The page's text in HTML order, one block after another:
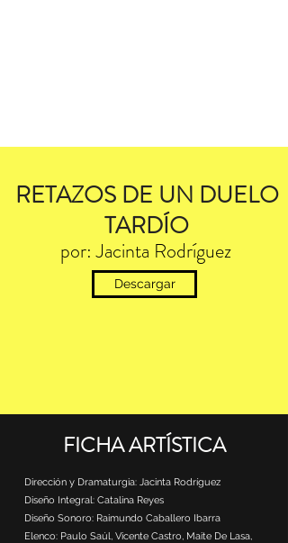
RETAZOS DE UN DUELO
TARDÍO
por: Jacinta Rodríguez
Descargar
FICHA ARTÍSTICA
Dirección y Dramaturgia: Jacinta Rodríguez
Diseño Integral: Catalina Reyes
Diseño Sonoro: Raimundo Caballero Ibarra
Elenco: Paulo Saúl, Vicente Castro, Maite De Lasa,